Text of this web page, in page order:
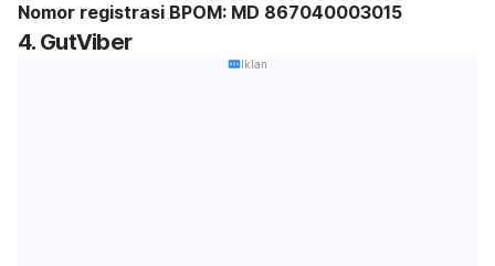
Nomor registrasi BPOM: MD 867040003015
4. GutViber
Iklan